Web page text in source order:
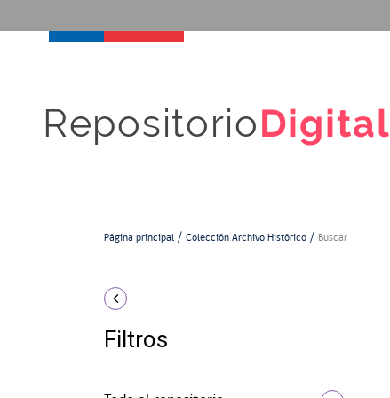
RepositorioDigital
Página principal Colección Archivo Histórico Buscar
Filtros